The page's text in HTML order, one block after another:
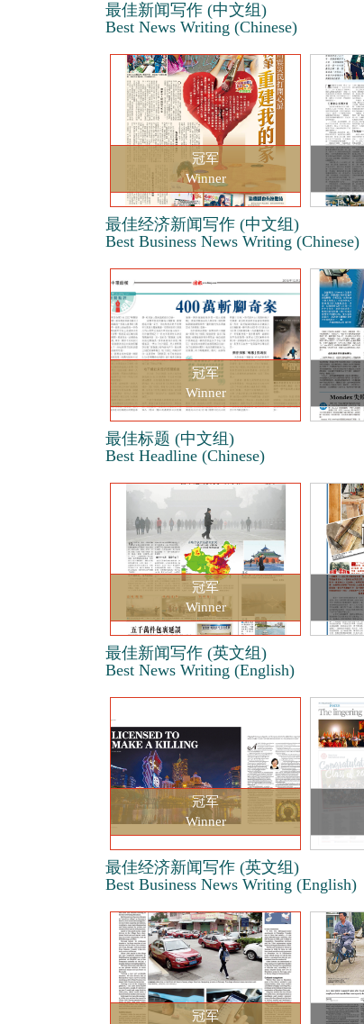
最佳新闻写作 (中文组)
Best News Writing (Chinese)
冠军
Winner
最佳经济新闻写作 (中文组)
Best Business News Writing (Chinese)
冠军
Winner
最佳标题 (中文组)
Best Headline (Chinese)
冠军
Winner
最佳新闻写作 (英文组)
Best News Writing (English)
冠军
Winner
最佳经济新闻写作 (英文组)
Best Business News Writing (English)
冠军